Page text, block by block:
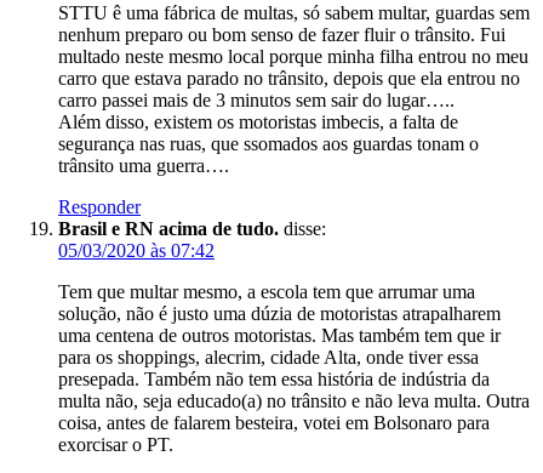
STTU ê uma fábrica de multas, só sabem multar, guardas sem
nenhum preparo ou bom senso de fazer fluir o trânsito. Fui
multado neste mesmo local porque minha filha entrou no meu
carro que estava parado no trânsito, depois que ela entrou no
carro passei mais de 3 minutos sem sair do lugar…..
Além disso, existem os motoristas imbecis, a falta de
segurança nas ruas, que ssomados aos guardas tonam o
trânsito uma guerra….
Responder
Brasil e RN acima de tudo. disse:
05/03/2020 às 07:42
Tem que multar mesmo, a escola tem que arrumar uma
solução, não é justo uma dúzia de motoristas atrapalharem
uma centena de outros motoristas. Mas também tem que ir
para os shoppings, alecrim, cidade Alta, onde tiver essa
presepada. Também não tem essa história de indústria da
multa não, seja educado(a) no trânsito e não leva multa. Outra
coisa, antes de falarem besteira, votei em Bolsonaro para
exorcisar o PT.